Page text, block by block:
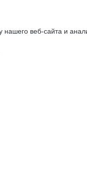
веб-сайта и